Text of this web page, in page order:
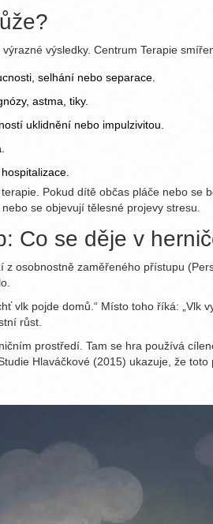
výsledky. Centrum Terapie
selhání nebo separace.
astma, tiky.
uklidnění nebo impulzivitou.
Pokud dítě občas pláče nebo
se objevují tělesné projevy stresu.
Co se děje v
z osobnostně zaměřeného přístupu
vlk pojde domů.“ Místo toho říká: „Vlk
růst.
prostředí. Tam se hra používá
Hlaváčkové (2015) ukazuje, že